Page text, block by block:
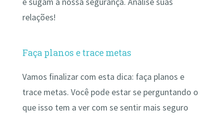
relações!
Faça planos e trace metas
Vamos finalizar com esta dica: faça planos e
trace metas. Você pode estar se perguntando o
que isso tem a ver com se sentir mais seguro